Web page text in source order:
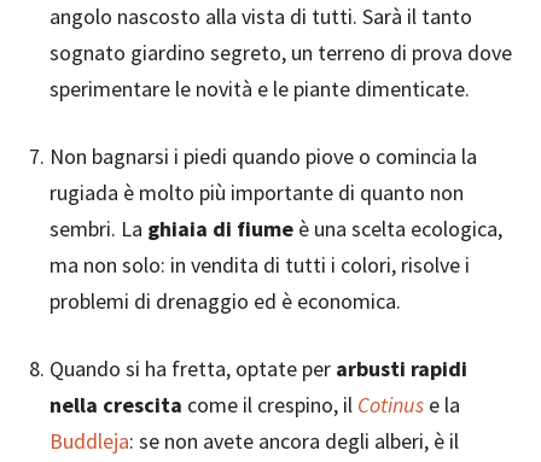
angolo nascosto alla vista di tutti. Sarà il tanto
sognato giardino segreto, un terreno di prova dove
sperimentare le novità e le piante dimenticate.
Non bagnarsi i piedi quando piove o comincia la
rugiada è molto più importante di quanto non
sembri. La ghiaia di fiume è una scelta ecologica,
ma non solo: in vendita di tutti i colori, risolve i
problemi di drenaggio ed è economica.
Quando si ha fretta, optate per arbusti rapidi
nella crescita come il crespino, il Cotinus e la
Buddleja: se non avete ancora degli alberi, è il